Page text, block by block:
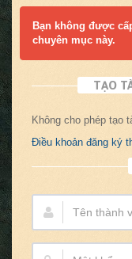
Bạn không được
chuyên mục này.
TẠO
Không cho phép tạo
Điều khoản đăng ký
thành
viên: